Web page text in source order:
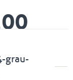
grau-